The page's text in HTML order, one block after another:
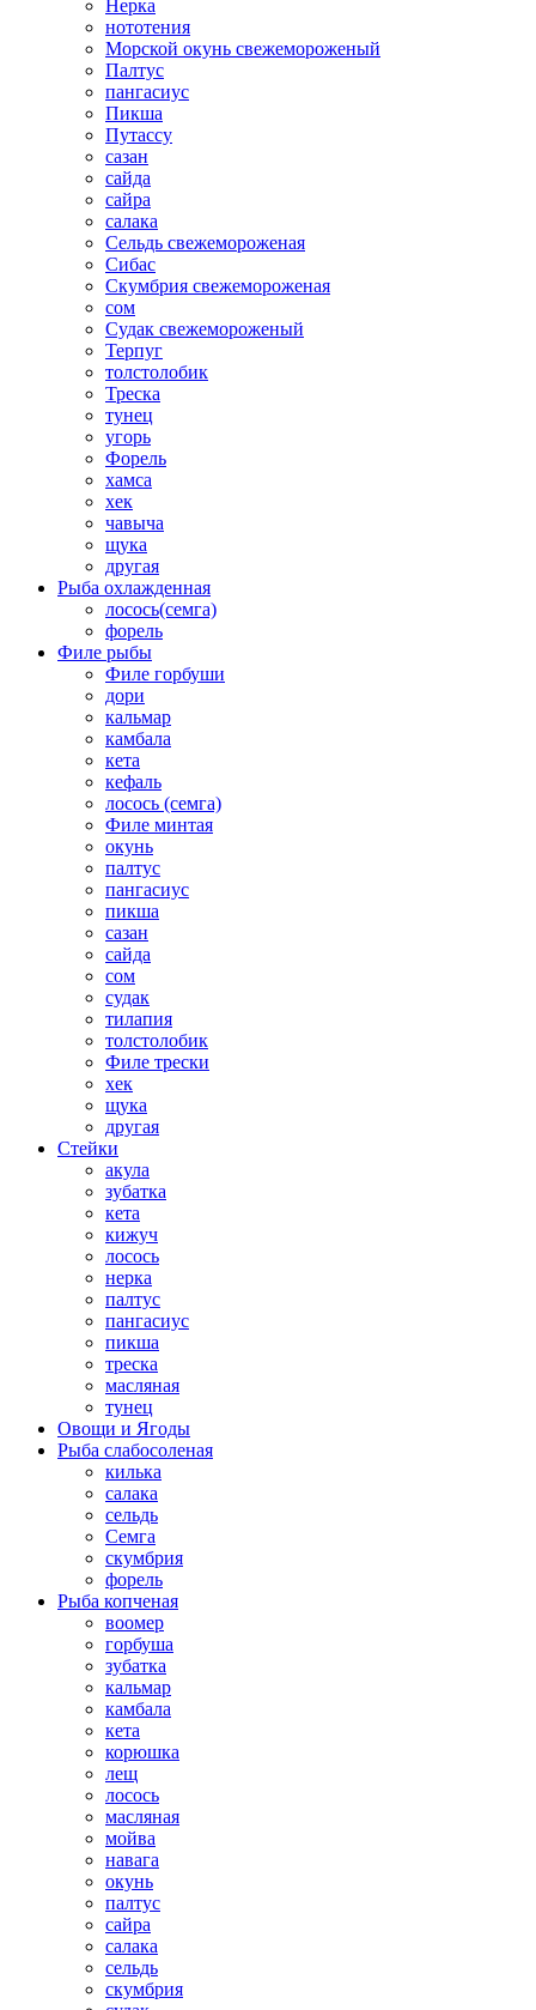
Нерка
нототения
Морской окунь свежемороженый
Палтус
пангасиус
Пикша
Путассу
сазан
сайда
сайра
салака
Сельдь свежемороженая
Сибас
Скумбрия свежемороженая
сом
Судак свежемороженый
Терпуг
толстолобик
Треска
тунец
угорь
Форель
хамса
хек
чавыча
щука
другая
Рыба охлажденная
лосось(семга)
форель
Филе рыбы
Филе горбуши
дори
кальмар
камбала
кета
кефаль
лосось (семга)
Филе минтая
окунь
палтус
пангасиус
пикша
сазан
сайда
сом
судак
тилапия
толстолобик
Филе трески
хек
щука
другая
Стейки
акула
зубатка
кета
кижуч
лосось
нерка
палтус
пангасиус
пикша
треска
масляная
тунец
Овощи и Ягоды
Рыба слабосоленая
килька
салака
сельдь
Семга
скумбрия
форель
Рыба копченая
воомер
горбуша
зубатка
кальмар
камбала
кета
корюшка
лещ
лосось
масляная
мойва
навага
окунь
палтус
сайра
салака
сельдь
скумбрия